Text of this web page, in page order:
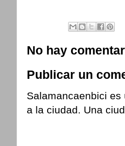
No hay
Publicar un
Salamancaenbici
a la ciudad. Una